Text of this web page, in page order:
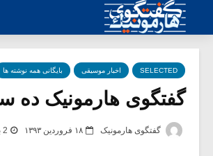
SELECTED اخبار موسیقی بایگانی همه نوشته ها
گفتگوی هارمونیک ده
گفتگوی هارمونیک ۱۸ فروردین ۱۳۹۳ 2 برچسب -